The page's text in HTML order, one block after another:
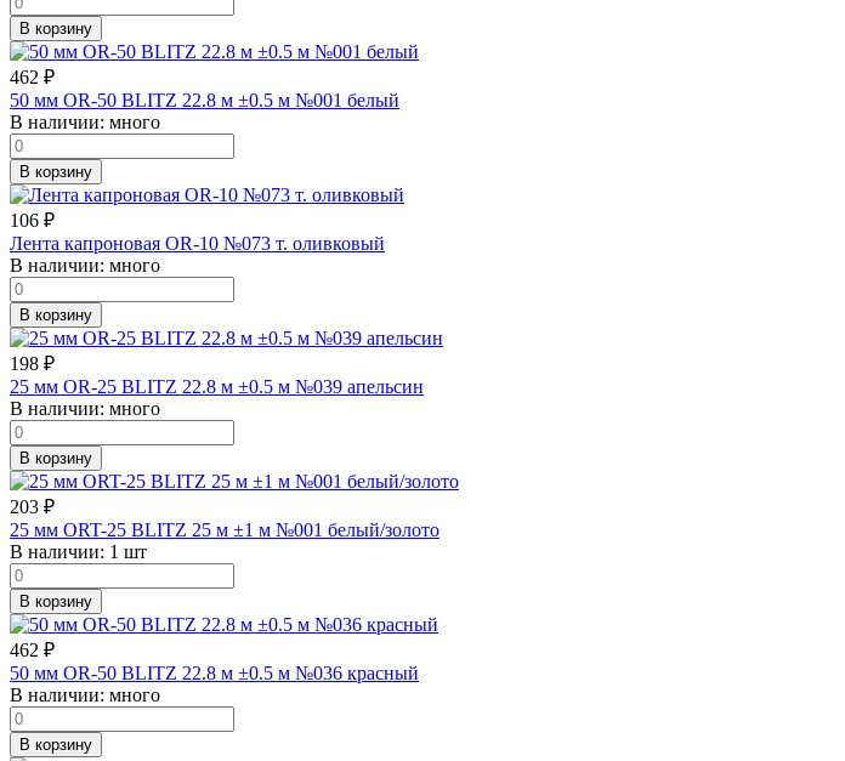
В корзину
462 ₽
50 мм OR-50 BLITZ 22.8 м ±0.5 м №001 белый
В наличии: много
В корзину
106 ₽
Лента капроновая OR-10 №073 т. оливковый
В наличии: много
В корзину
198 ₽
25 мм OR-25 BLITZ 22.8 м ±0.5 м №039 апельсин
В наличии: много
В корзину
203 ₽
25 мм ORT-25 BLITZ 25 м ±1 м №001 белый/золото
В наличии: 1 шт
В корзину
462 ₽
50 мм OR-50 BLITZ 22.8 м ±0.5 м №036 красный
В наличии: много
В корзину